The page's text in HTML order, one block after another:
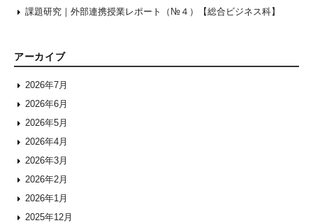
課題研究｜外部連携授業レポート（№４）【総合ビジネス科】
アーカイブ
2026年7月
2026年6月
2026年5月
2026年4月
2026年3月
2026年2月
2026年1月
2025年12月